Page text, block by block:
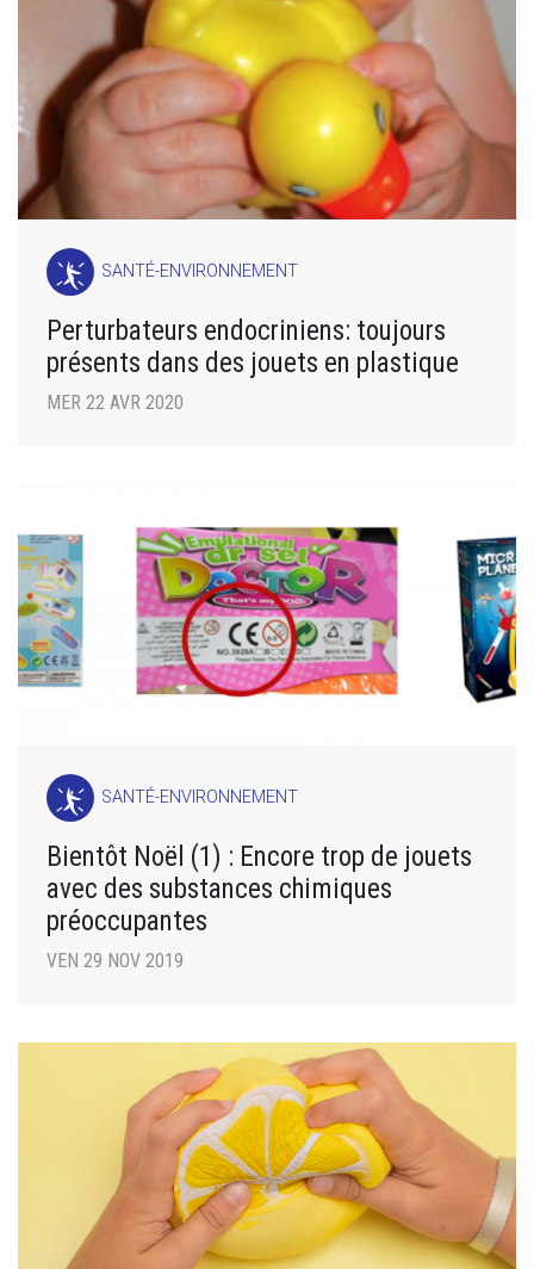
SANTÉ-ENVIRONNEMENT
Perturbateurs endocriniens: toujours
présents dans des jouets en plastique
MER 22 AVR 2020
SANTÉ-ENVIRONNEMENT
Bientôt Noël (1) : Encore trop de jouets
avec des substances chimiques
préoccupantes
VEN 29 NOV 2019